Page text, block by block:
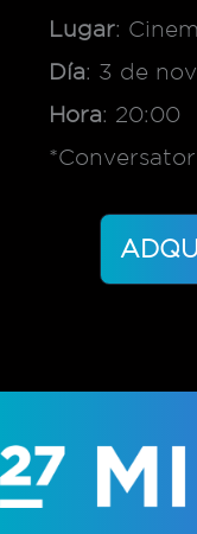
Lugar:
Día: 3 de
Hora: 20:00